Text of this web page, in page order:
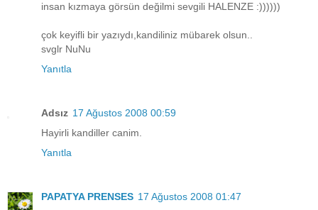
insan kızmaya görsün değilmi sevgili HALENZE :))))))
çok keyifli bir yazıydı,kandiliniz mübarek olsun..
svglr NuNu
Yanıtla
Adsız 17 Ağustos 2008 00:59
Hayirli kandiller canim.
Yanıtla
PAPATYA PRENSES 17 Ağustos 2008 01:47